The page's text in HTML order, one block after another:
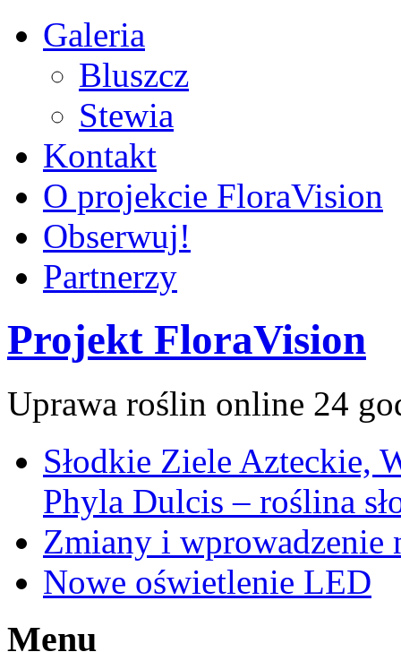
Galeria
Bluszcz
Stewia
Kontakt
O projekcie FloraVision
Obserwuj!
Partnerzy
Projekt FloraVision
Uprawa roślin online 24
Słodkie Ziele Azteckie,
Phyla Dulcis – roślina
Zmiany i
Nowe oświetlenie LED
Menu